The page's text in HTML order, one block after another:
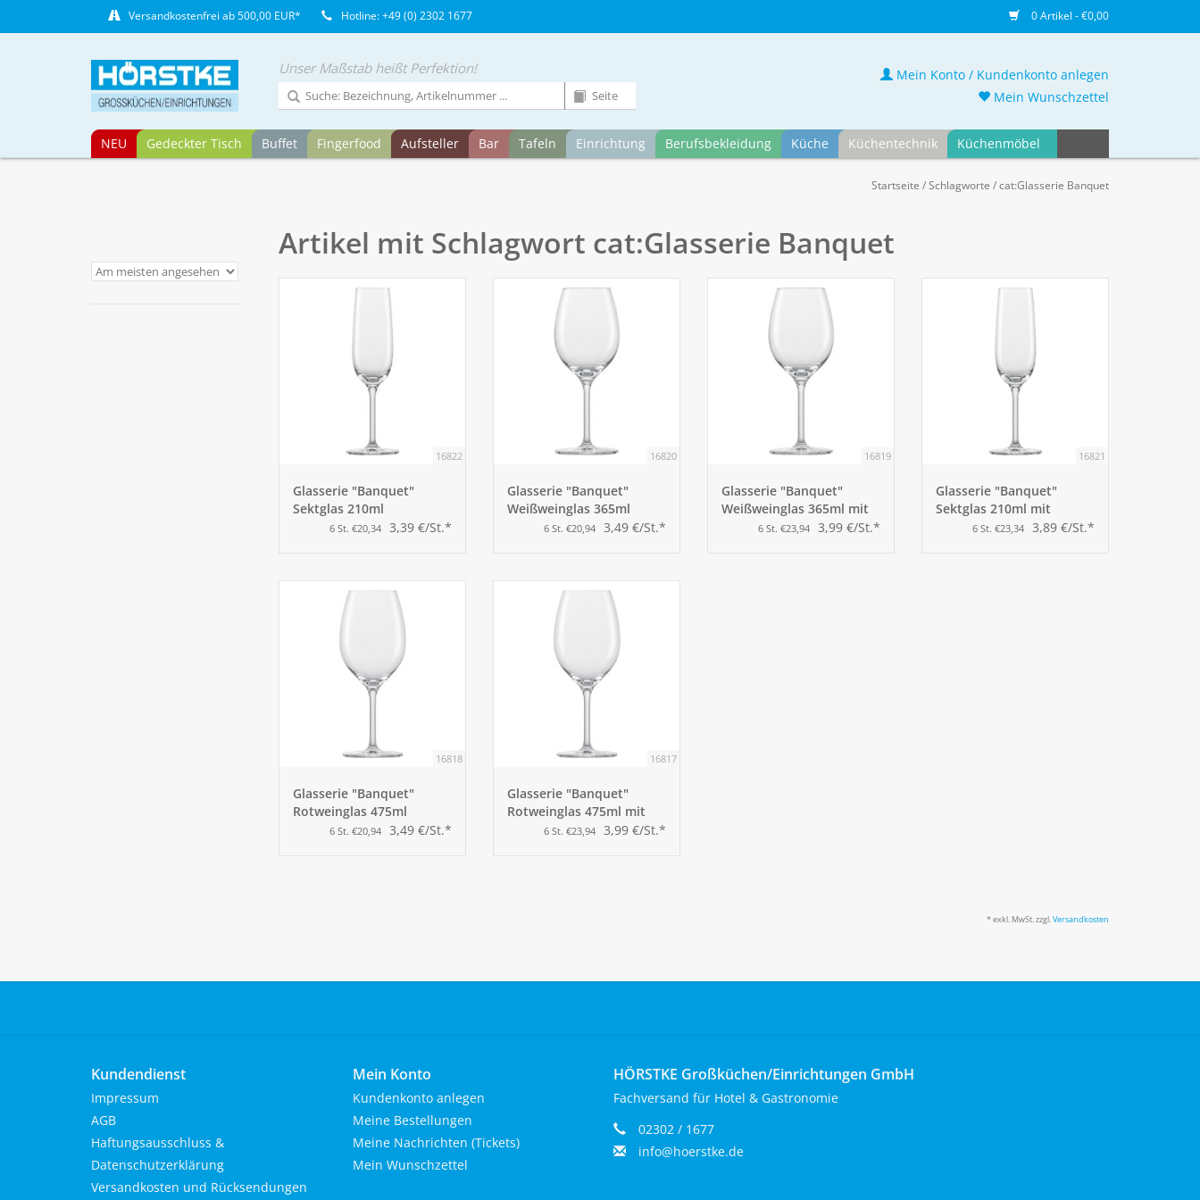
Versandkostenfrei ab 500,00 EUR* Hotline: +49 (0) 2302 1677 0 Artikel - €0,00
Unser Maßstab heißt Perfektion!
NEU Gedeckter Tisch Buffet Fingerfood Aufsteller Bar Tafeln Einrichtung Berufsbekleidung Küche Küchentechnik Küchenmöbel
Mein Konto / Kundenkonto anlegen
Mein Wunschzettel
Startseite /Schlagworte /cat:Glasserie Banquet
Artikel mit Schlagwort cat:Glasserie Banquet
16822
Glasserie "Banquet"
Sektglas 210ml
6 St. €20,34 3,39 €/St.*
16820
Glasserie "Banquet"
Weißweinglas 365ml
6 St. €20,94 3,49 €/St.*
16819
Glasserie "Banquet"
Weißweinglas 365ml mit
Füllstrich6 St. €23,94 3,99 €/St.*
16821
Glasserie "Banquet"
Sektglas 210ml mit
Füllstrich6 St. €23,34 3,89 €/St.*
16818
Glasserie "Banquet"
Rotweinglas 475ml
6 St. €20,94 3,49 €/St.*
16817
Glasserie "Banquet"
Rotweinglas 475ml mit
Füllstrich6 St. €23,94 3,99 €/St.*
* exkl. MwSt. zzgl. Versandkosten
Kundendienst
Impressum
AGB
Haftungsausschluss &
Datenschutzerklärung
Versandkosten und Rücksendungen
Mein Konto
Kundenkonto anlegen
Meine Bestellungen
Meine Nachrichten (Tickets)
Mein Wunschzettel
HÖRSTKE Großküchen/Einrichtungen GmbH
Fachversand für Hotel & Gastronomie
02302 / 1677
info@hoerstke.de